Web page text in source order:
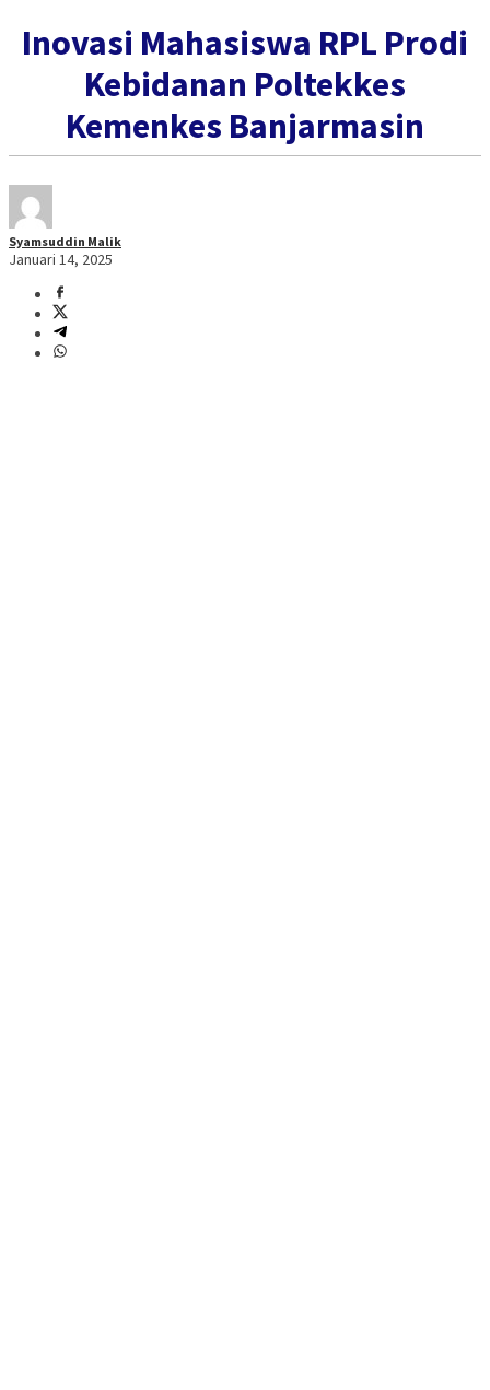
Inovasi Mahasiswa RPL Prodi
Kebidanan Poltekkes
Kemenkes Banjarmasin
Syamsuddin Malik
Januari 14, 2025